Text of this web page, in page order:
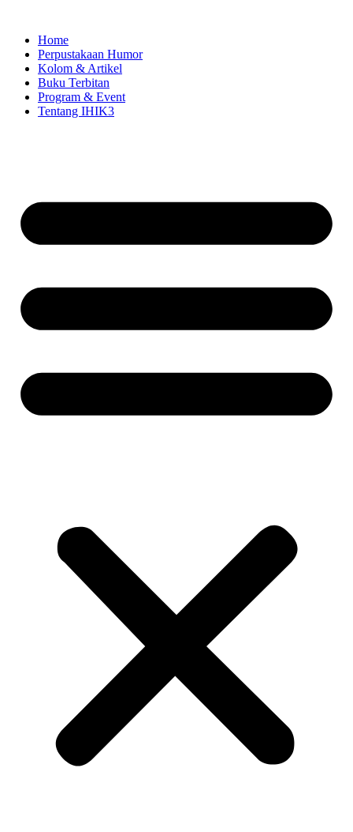
contentHome
Perpustakaan Humor
Kolom & Artikel
Buku Terbitan
Program & Event
Tentang IHIK3